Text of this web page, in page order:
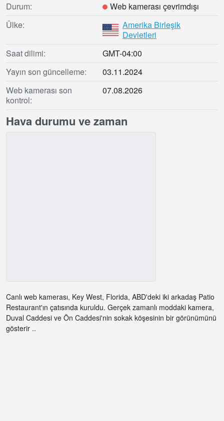
Durum:
Web kamerası çevrimdışı
Ülke:
Amerika Birleşik
Devletleri
Saat dilimi:
GMT-04:00
Yayın son güncelleme:
03.11.2024
Web kamerası son
kontrol:
07.08.2026
Hava durumu ve zaman
Canlı web kamerası, Key West, Florida, ABD'deki iki arkadaş Patio
Restaurant'ın çatısında kuruldu. Gerçek zamanlı moddaki kamera,
Duval Caddesi ve Ön Caddesi'nin sokak köşesinin bir görünümünü
gösterir ..